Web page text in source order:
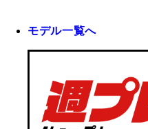
モデル一覧へ